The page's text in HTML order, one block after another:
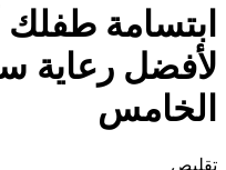
ابتسامة طفلك
لأفضل رعاية
الخامس
تقليص